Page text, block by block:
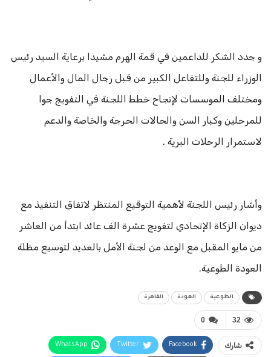
و جدد الشكر للداعمين في قمة الهرم مشيدا برعاية السيد رئيس
الوزراء للجنة وللتفاعل الكبير من قبل رجال المال والأعمال
ومختلف الموسسات لإنجاح خطط اللجنة في التفويج جوا
للمرحلين وكبار السن والحالات الحرجة والخاصة والدعم
لاستمرار الرحلات البرية .
وأشار رئيس اللجنة لأهمية التوقيع المنتظر لاتفاق التنفيذ مع
ديوان الزكاة الإتحادي لتفويج عشرة الف عائد ابتدأ من العاشر
من مايو المقبل مع الوعد من لجنة الأمل بالعديد لتوسيع مظلة
العودة الطوعية.
الطوعية العودة القاهرة
0 32
شارك Facebook
Twitter
WhatsApp